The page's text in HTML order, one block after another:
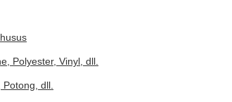
Polyester, Vinyl, dll.
dll.